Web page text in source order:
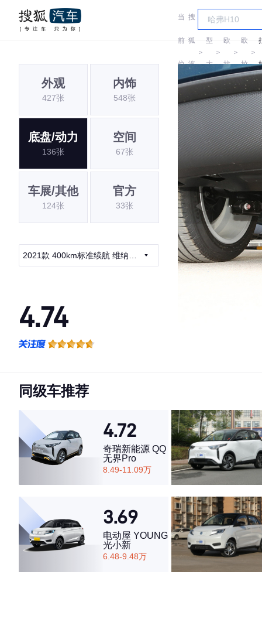
当
前
位
置:
搜
狐
汽
车
＞
车
型
大
全
＞
欧
拉
＞
欧
拉
＞
外观
427张
内饰
548张
底盘/动力
136张
空间
67张
车展/其他
124张
官方
33张
2021款 400km标准续航 维纳斯
4.74
·空间表现较为优秀，优于67%同级车
同级车推荐
4.72
奇瑞新能源 QQ
无界Pro
8.49-11.09万
3.69
电动屋 YOUNG
光小新
6.48-9.48万